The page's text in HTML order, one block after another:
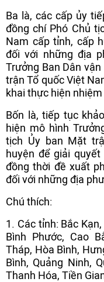
Ba là, các cấp ủy
đồng chí Phó Chủ
Nam cấp tỉnh, cấp
đối với những địa
Trưởng Ban Dân
trận Tổ quốc Việt
khai thực hiện nhiệm
Bốn là, tiếp tục
hiện mô hình
tịch Ủy ban Mặt
huyện để giải
đồng thời đề xuất
đối với những địa
Chú thích:
1. Các tỉnh: Bắc
Bình Phước, Cao
Tháp, Hòa Bình,
Bình, Quảng Ninh,
Thanh Hóa, Tiền